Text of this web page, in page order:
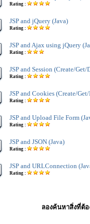
Rating :
JSP and jQuery (Java)
Rating :
JSP and Ajax using jQuery
Rating :
JSP and Session (Create/Get/
Rating :
JSP and Cookies (Create/
Rating :
JSP and Upload File Form
Rating :
JSP and JSON (Java)
Rating :
JSP and URLConnection
Rating :
ลองค้นหาสิ่งที่ต้อ